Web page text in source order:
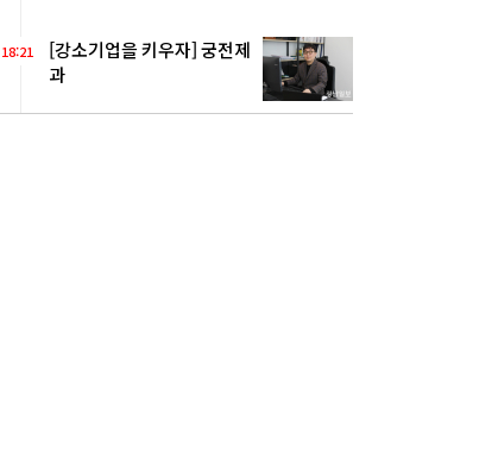
18:21
[강소기업을 키우자] 궁전제
과